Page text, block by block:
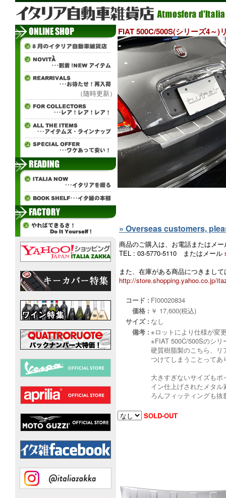
（随時更新）
FIAT 500C/500S(シリーズ4～)
» Overseas customers,
商品のご購入は、お電話またはメ
TEL : 03-5770-5110 またはメール
また、在庫がある商品につきまし
http://store.shopping.yahoo.co.jp/
コード : FI00020834
価格 : ￥ 17,600(税込)
サイズ : なし
備考 : ※ロットにより仕様が変
※FIAT 500C/500Sのシ
硬質樹脂製のこちら、
つけてしまうことって
大きすぎないサイズも
イン仕上げされたメタ
ろんフィッティングも抜
SOLD-OUT